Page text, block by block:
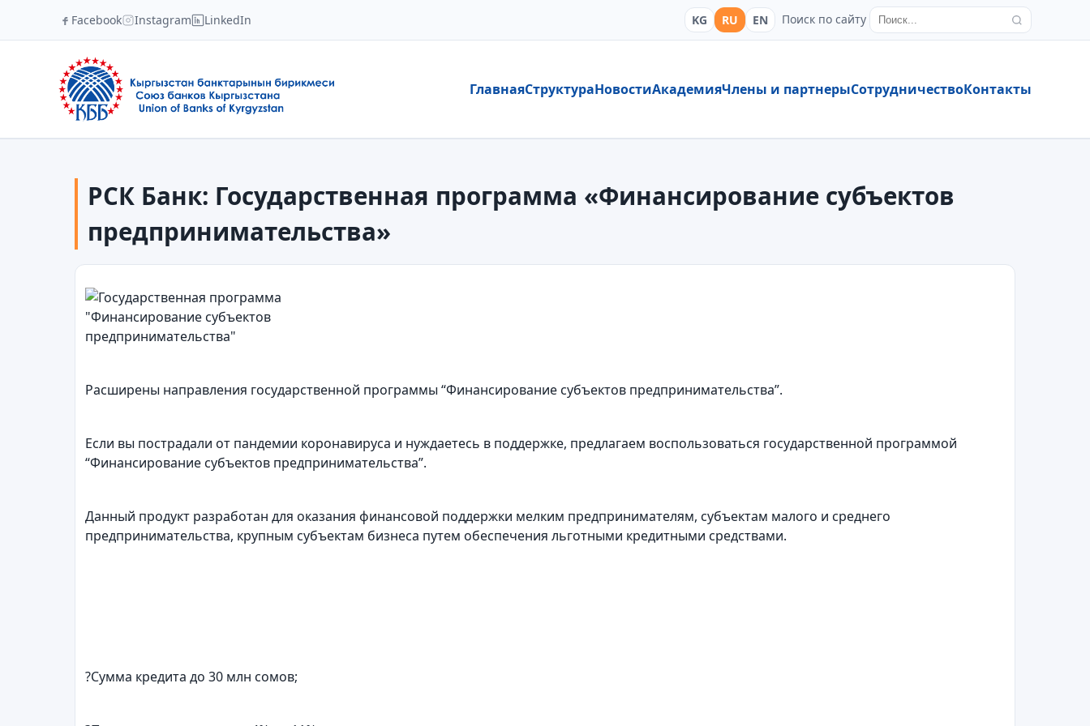
Facebook Instagram LinkedIn KG RU EN Поиск по сайту
ГлавнаяСтруктураНовостиАкадемияЧлены и партнерыСотрудничествоКонтакты
РСК Банк: Государственная программа «Финансирование субъектов
предпринимательства»
Расширены направления государственной программы “Финансирование субъектов предпринимательства”.
Если вы пострадали от пандемии коронавируса и нуждаетесь в поддержке, предлагаем воспользоваться государственной программой
“Финансирование субъектов предпринимательства”.
Данный продукт разработан для оказания финансовой поддержки мелким предпринимателям, субъектам малого и среднего
предпринимательства, крупным субъектам бизнеса путем обеспечения льготными кредитными средствами.
?Сумма кредита до 30 млн сомов;